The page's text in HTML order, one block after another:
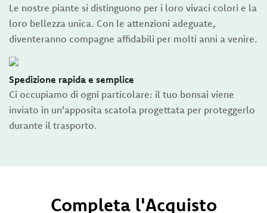
Le nostre piante si distinguono per i loro vivaci colori e la
loro bellezza unica. Con le attenzioni adeguate,
diventeranno compagne affidabili per molti anni a venire.
Spedizione rapida e semplice
Ci occupiamo di ogni particolare: il tuo bonsai viene
inviato in un'apposita scatola progettata per proteggerlo
durante il trasporto.
Completa l'Acquisto